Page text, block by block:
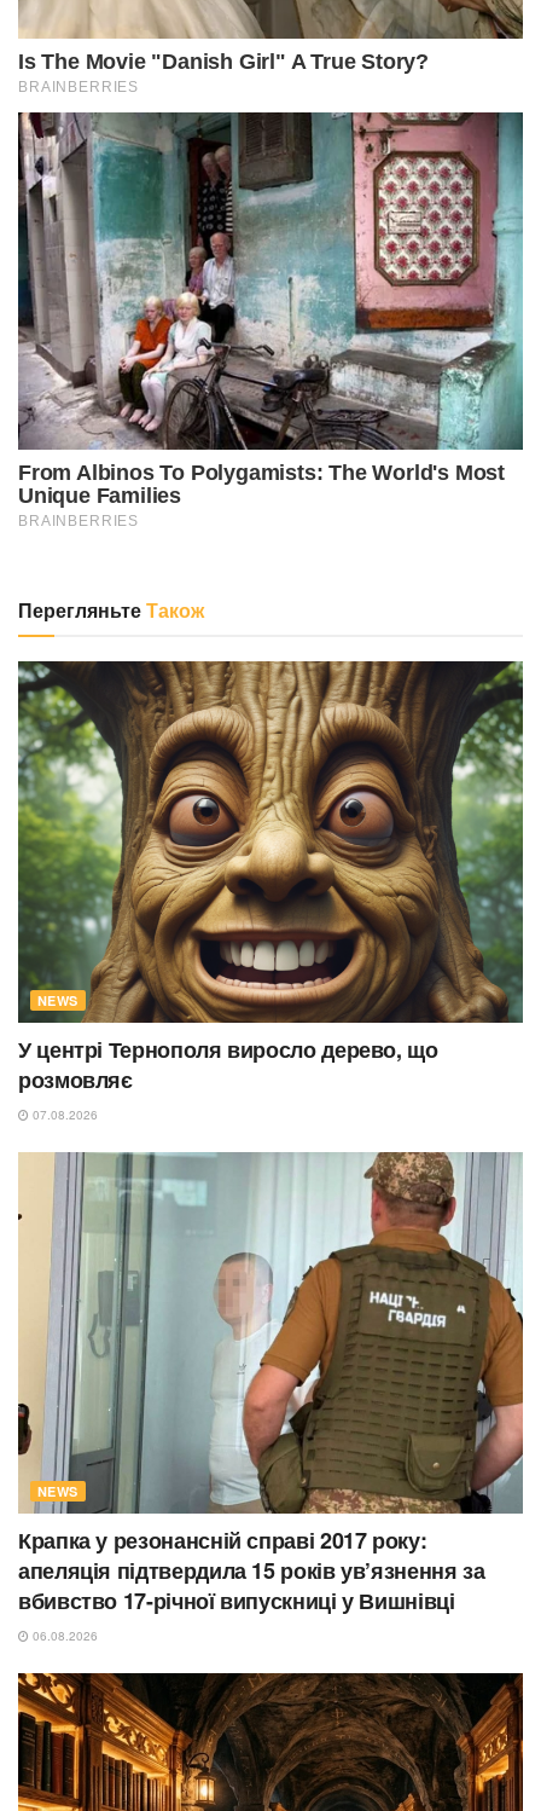
ПерегляньтеТакож
NEWS
У центрі Тернополя виросло дерево, що
розмовляє
07.08.2026
NEWS
Крапка у резонансній справі 2017 року:
апеляція підтвердила 15 років ув’язнення за
вбивство 17-річної випускниці у Вишнівці
06.08.2026